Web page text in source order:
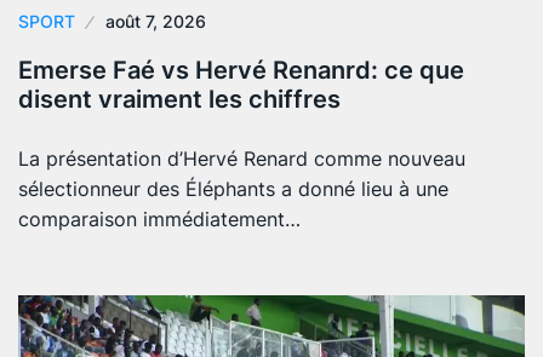
SPORT août 7, 2026
Emerse Faé vs Hervé Renanrd: ce que
disent vraiment les chiffres
La présentation d’Hervé Renard comme nouveau
sélectionneur des Éléphants a donné lieu à une
comparaison immédiatement…